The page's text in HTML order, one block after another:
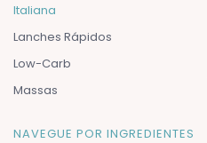
Italiana
Lanches Rápidos
Low-Carb
Massas
NAVEGUE POR INGREDIENTES